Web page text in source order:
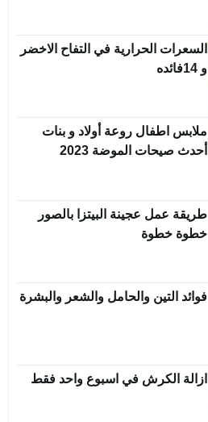
السعرات الحرارية في التفاح الاخضر
و 14فائده
ملابس اطفال روعة أولاد و بنات
أحدث صيحات الموضة 2023
طريقة عمل عجينة البيتزا بالصور
خطوة خطوة
فوائد التين والحامل والشعر والبشرة
ازالة الكرش في اسبوع واحد فقط